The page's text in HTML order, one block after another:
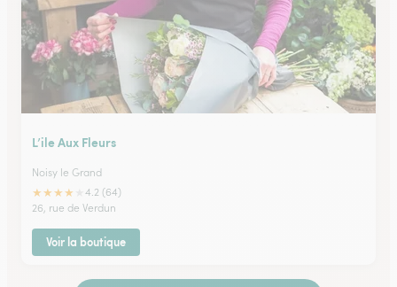
L’ile Aux Fleurs
Noisy le Grand
★★★★
4.2 (64)
26, rue de Verdun
Voir la boutique